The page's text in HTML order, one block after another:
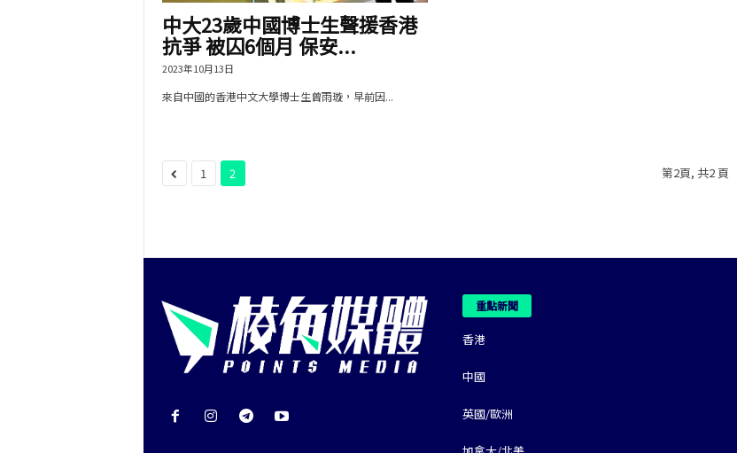
中大23歲中國博士生聲援香港
抗爭 被囚6個月 保安...
2023年10月13日
來自中國的香港中文大學博士生曾雨璇，早前因...
1 2 第2頁, 共2 頁
重點新聞
香港
中國
英國/歐洲